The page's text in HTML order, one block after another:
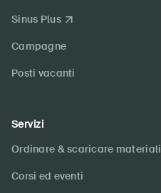
Sinus Plus
Campagne
Posti vacanti
Servizi
Ordinare & scaricare materiali
Corsi ed eventi